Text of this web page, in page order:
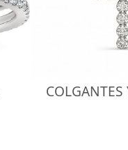
COLGANTES